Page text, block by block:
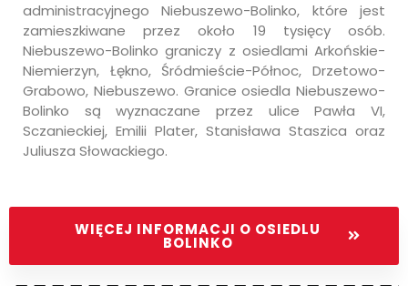
administracyjnego Niebuszewo-Bolinko, które jest
zamieszkiwane przez około 19 tysięcy osób.
Niebuszewo-Bolinko graniczy z osiedlami Arkońskie-
Niemierzyn, Łękno, Śródmieście-Północ, Drzetowo-
Grabowo, Niebuszewo. Granice osiedla Niebuszewo-
Bolinko są wyznaczane przez ulice Pawła VI,
Sczanieckiej, Emilii Plater, Stanisława Staszica oraz
Juliusza Słowackiego.
WIĘCEJ INFORMACJI O OSIEDLU
BOLINKO